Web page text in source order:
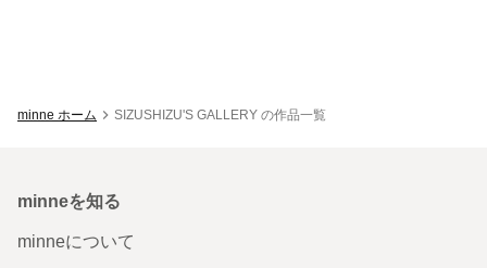
minne ホーム SIZUSHIZU'S GALLERY の作品一覧
minneを知る
minneについて